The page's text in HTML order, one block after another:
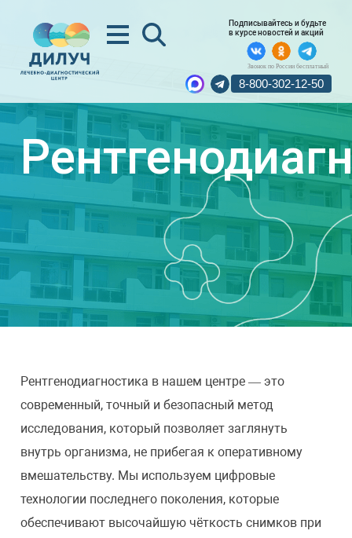
Подписывайтесь и будьте
в курсе новостей и акций
Звонок по России бесплатный
8-800-302-12-50
Рентгенодиагностика в нашем центре — это
современный, точный и безопасный метод
исследования, который позволяет заглянуть
внутрь организма, не прибегая к оперативному
вмешательству. Мы используем цифровые
технологии последнего поколения, которые
обеспечивают высочайшую чёткость снимков при